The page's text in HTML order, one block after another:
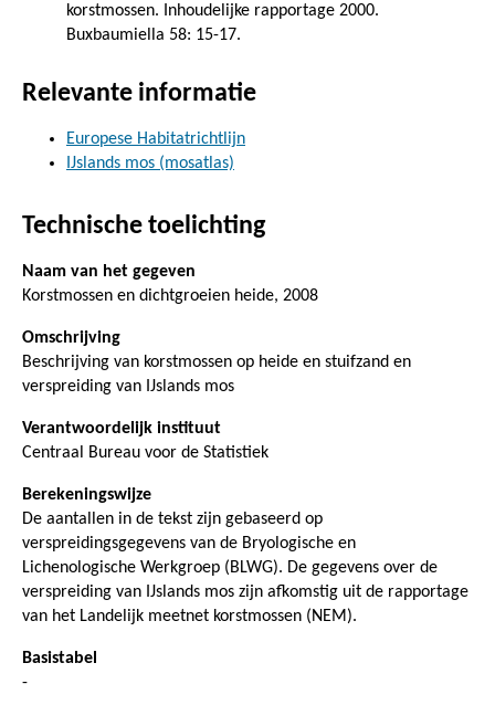
korstmossen. Inhoudelijke rapportage 2000.
Buxbaumiella 58: 15-17.
Relevante informatie
Europese Habitatrichtlijn
IJslands mos (mosatlas)
Technische toelichting
Naam van het gegeven
Korstmossen en dichtgroeien heide, 2008
Omschrijving
Beschrijving van korstmossen op heide en stuifzand en
verspreiding van IJslands mos
Verantwoordelijk instituut
Centraal Bureau voor de Statistiek
Berekeningswijze
De aantallen in de tekst zijn gebaseerd op
verspreidingsgegevens van de Bryologische en
Lichenologische Werkgroep (BLWG). De gegevens over de
verspreiding van IJslands mos zijn afkomstig uit de rapportage
van het Landelijk meetnet korstmossen (NEM).
Basistabel
-